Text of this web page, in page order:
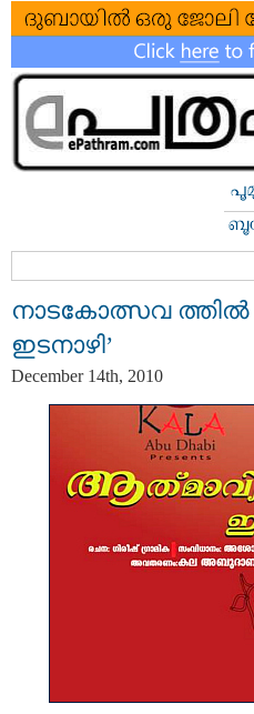
നാടകോത്സവ ത്തില്‍
ഇടനാഴി’
December 14th, 2010